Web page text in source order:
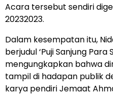
Acara tersebut sendiri
20232023.
Dalam kesempatan itu,
berjudul ‘Puji Sanjung Para
mengungkapkan bahwa
tampil di hadapan publik
karya pendiri Jemaat